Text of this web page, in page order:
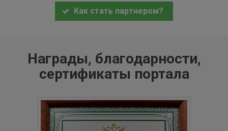
Как стать партнером?
Награды, благодарности,
сертификаты портала